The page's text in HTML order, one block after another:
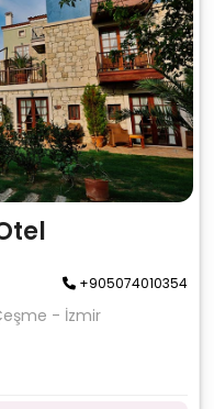
+905074010354
- İzmir